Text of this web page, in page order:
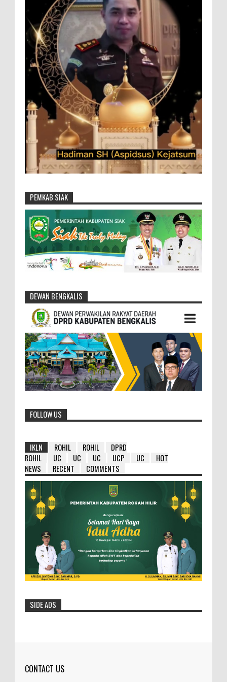
PEMKAB SIAK
DEWAN BENGKALIS
FOLLOW US
IKLN ROHIL ROHIL
DPRD
ROHIL
UC UC UC UCP UC
HOT
NEWS
RECENT COMMENTS
HM Wardan : Ambil Hikmahnya Dibalik
Dilihat: 154 Kali Bupa...
SIDE ADS
CONTACT US